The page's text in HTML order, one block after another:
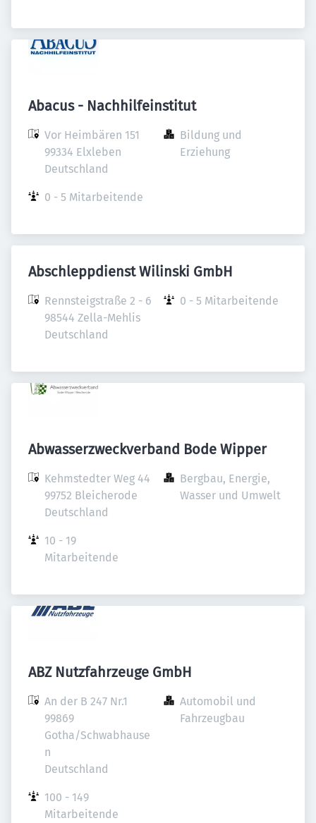
Abacus - Nachhilfeinstitut
Vor Heimbären 151
99334 Elxleben
Deutschland
Bildung und
Erziehung
0 - 5 Mitarbeitende
Abschleppdienst Wilinski GmbH
Rennsteigstraße 2 - 6
98544 Zella-Mehlis
Deutschland
0 - 5 Mitarbeitende
Abwasserzweckverband Bode Wipper
Kehmstedter Weg 44
99752 Bleicherode
Deutschland
Bergbau, Energie,
Wasser und Umwelt
10 - 19
Mitarbeitende
ABZ Nutzfahrzeuge GmbH
An der B 247 Nr.1
99869
Gotha/Schwabhause
n
Deutschland
Automobil und
Fahrzeugbau
100 - 149
Mitarbeitende